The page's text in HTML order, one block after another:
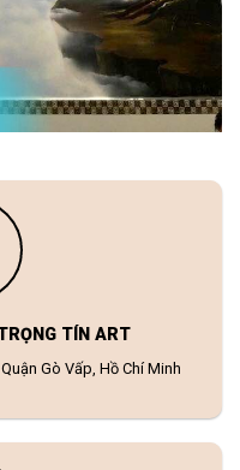
TÍN ART
Gò Vấp, Hồ Chí Minh